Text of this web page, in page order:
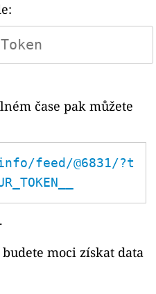
čase pak můžete
feed/@6831/?t
.
moci získat data